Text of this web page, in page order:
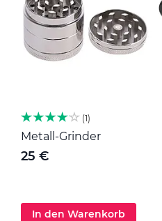
1
Metall-Grinder
25 €
In den Warenkorb